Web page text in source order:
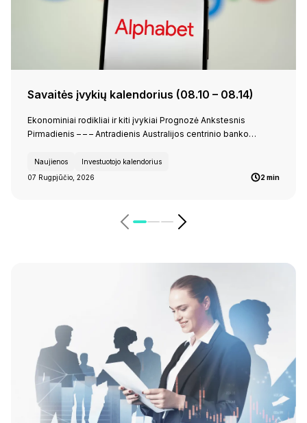
Savaitės įvykių kalendorius (08.10 – 08.14)
Ekonominiai rodikliai ir kiti įvykiai Prognozė Ankstesnis
Pirmadienis – – – Antradienis Australijos centrinio banko…
Naujienos
Investuotojo kalendorius
07 Rugpjūčio, 2026
2 min